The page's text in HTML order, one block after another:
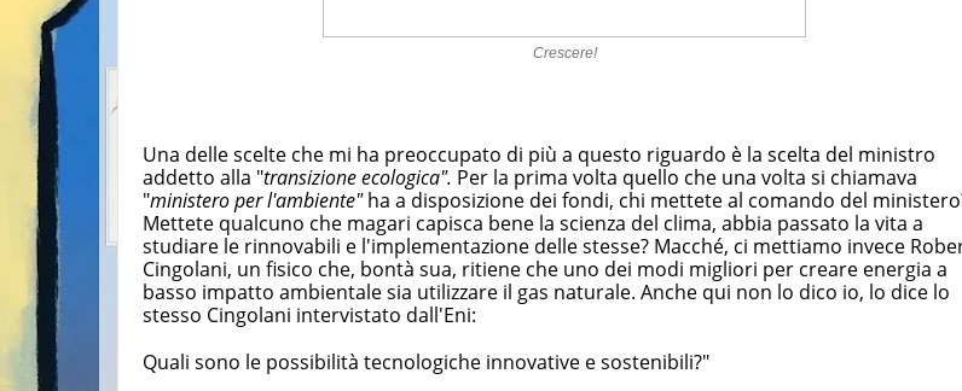
Crescere!
Una delle scelte che mi ha preoccupato di più a questo riguardo è la scelta del ministro
addetto alla "transizione ecologica". Per la prima volta quello che una volta si chiamava
"ministero per l'ambiente"ha a disposizione dei fondi, chi mettete al comando del
Mettete qualcuno che magari capisca bene la scienza del clima, abbia passato la vita a
studiare le rinnovabili e l'implementazione delle stesse? Macché, ci mettiamo invece
Cingolani, un fisico che, bontà sua, ritiene che uno dei modi migliori per creare energia a
basso impatto ambientale sia utilizzare il gas naturale. Anche qui non lo dico io, lo dice lo
stesso Cingolani intervistato dall'Eni:
Quali sono le possibilità tecnologiche innovative e sostenibili?"